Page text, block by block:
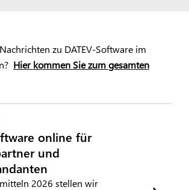
zu DATEV-Software im
Hier kommen Sie zum gesamten
online für
und
2026 stellen wir